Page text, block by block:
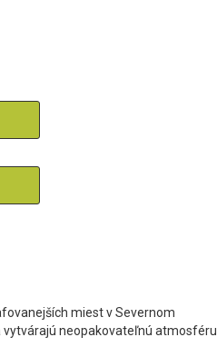
miest v Severnom
neopakovateľnú atmosféru.